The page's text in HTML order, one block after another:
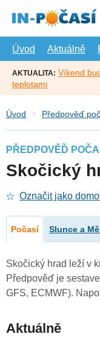
hlavní
Úvod
Aktuálně
AKTUALITA: Víkend
teplotami
Úvod Předpověď
PŘEDPOVĚĎ
Skočický
Označit jako
Počasí Slunce a
Skočický hrad leží v
Předpověď je
GFS, ECMWF).
Aktuálně